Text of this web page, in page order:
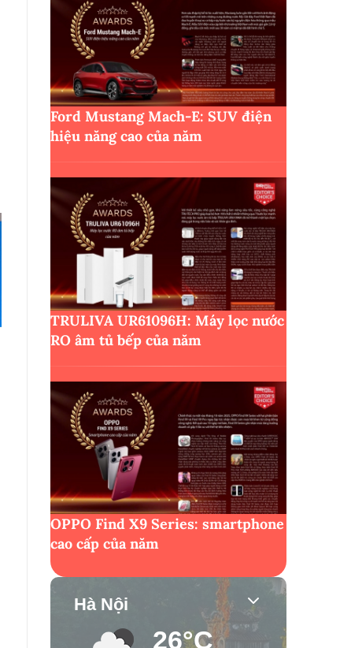
Ford Mustang Mach-E: SUV điện
hiệu năng cao của năm
TRULIVA UR61096H: Máy lọc nước
RO âm tủ bếp của năm
OPPO Find X9 Series: smartphone
cao cấp của năm
Hà Nội
26°C